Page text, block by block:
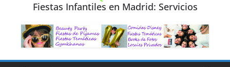
Fiestas Infantiles en Madrid: Servicios